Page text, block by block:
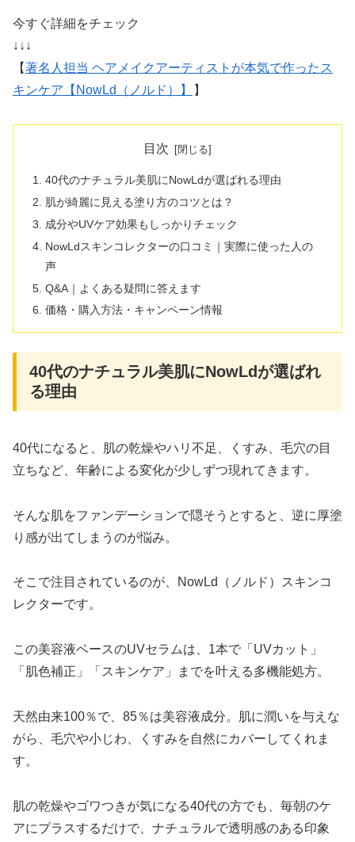
今すぐ詳細をチェック
↓↓↓
【著名人担当 ヘアメイクアーティストが本気で作ったス
キンケア【NowLd（ノルド）】
】
目次
40代のナチュラル美肌にNowLdが選ばれる理由
肌が綺麗に見える塗り方のコツとは？
成分やUVケア効果もしっかりチェック
NowLdスキンコレクターの口コミ｜実際に使った人の
声
Q&A｜よくある疑問に答えます
価格・購入方法・キャンペーン情報
40代のナチュラル美肌にNowLdが選ばれ
る理由
40代になると、肌の乾燥やハリ不足、くすみ、毛穴の目
立ちなど、年齢による変化が少しずつ現れてきます。
そんな肌をファンデーションで隠そうとすると、逆に厚塗
り感が出てしまうのが悩み。
そこで注目されているのが、NowLd（ノルド）スキンコ
レクターです。
この美容液ベースのUVセラムは、1本で「UVカット」
「肌色補正」「スキンケア」までを叶える多機能処方。
天然由来100％で、85％は美容液成分。肌に潤いを与えな
がら、毛穴や小じわ、くすみを自然にカバーしてくれま
す。
肌の乾燥やゴワつきが気になる40代の方でも、毎朝のケ
アにプラスするだけで、ナチュラルで透明感のある印象